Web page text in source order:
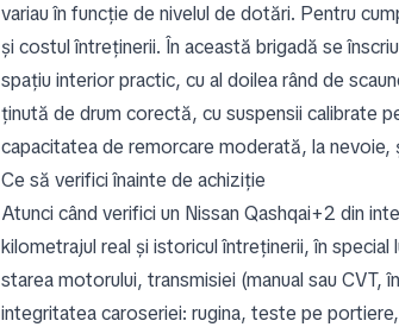
variau în funcție de nivelul de dotări. Pentru
și costul întreținerii. În această brigadă se
spațiu interior practic, cu al doilea rând de
ținută de drum corectă, cu suspensii calibrate
capacitatea de remorcare moderată, la
Ce să verifici înainte de achiziție
Atunci când verifici un Nissan Qashqai+2 din
kilometrajul real și istoricul întreținerii, în
starea motorului, transmisiei (manual sau CVT,
integritatea caroseriei: rugina, teste pe